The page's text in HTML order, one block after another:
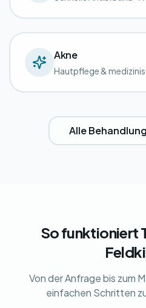
Akne
Hautpflege &
Alle
So funktioniert
Von der Anfrage bis zum
einfachen Schritten